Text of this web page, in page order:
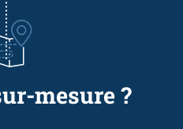
mesure ?